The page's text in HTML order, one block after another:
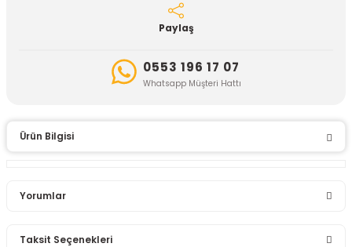
Paylaş
0553 196 17 07
Whatsapp Müşteri Hattı
Ürün Bilgisi
Yorumlar
Taksit Seçenekleri